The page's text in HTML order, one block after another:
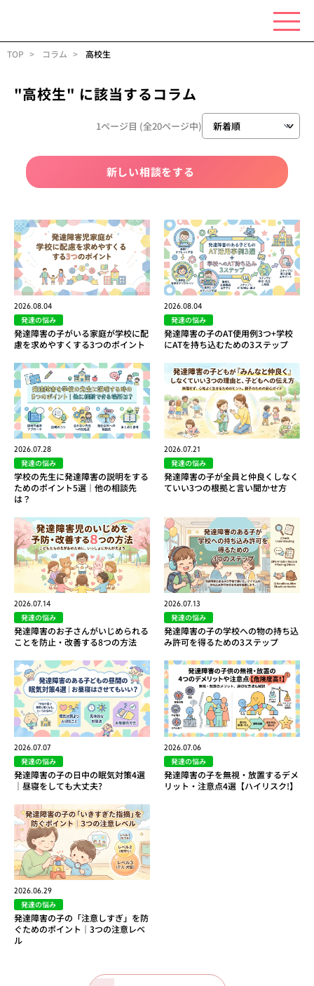
TOP コラム 高校生
"高校生" に該当するコラム
1ページ目 (全20ページ中)
新しい相談をする
2026.08.04
発達の悩み
発達障害の子がいる家庭が学校に配
慮を求めやすくする3つのポイント
2026.08.04
発達の悩み
発達障害の子のAT使用例3つ+学校
にATを持ち込むための3ステップ
2026.07.28
発達の悩み
学校の先生に発達障害の説明をする
ためのポイント5選｜他の相談先
は？
2026.07.21
発達の悩み
発達障害の子が全員と仲良くしなく
ていい3つの根拠と言い聞かせ方
2026.07.14
発達の悩み
発達障害のお子さんがいじめられる
ことを防止・改善する8つの方法
2026.07.13
発達の悩み
発達障害の子の学校への物の持ち込
み許可を得るための3ステップ
2026.07.07
発達の悩み
発達障害の子の日中の眠気対策4選
｜昼寝をしても大丈夫?
2026.07.06
発達の悩み
発達障害の子を無視・放置するデメ
リット・注意点4選【ハイリスク!】
2026.06.29
発達の悩み
発達障害の子の「注意しすぎ」を防
ぐためのポイント｜3つの注意レベ
ル